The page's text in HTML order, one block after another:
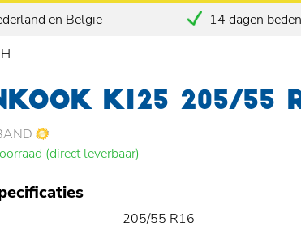
en België 14 dagen
K125 205/55
(direct leverbaar)
205/55 R16